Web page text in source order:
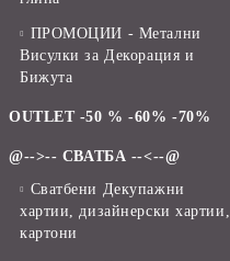
ПРОМОЦИИ - Метални
Висулки за Декорация и
Бижута
OUTLET -50 % -60% -70%
@-->-- СВАТБА --<--@
Сватбени Декупажни
хартии, дизайнерски хартии,
картони